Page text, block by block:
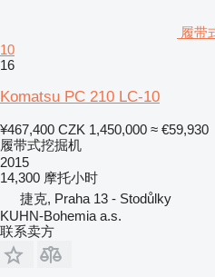
履带
10
16
Komatsu PC 210 LC-10
¥467,400 CZK 1,450,000 ≈ €59,930
履带式挖掘机
2015
14,300 摩托小时
捷克, Praha 13 - Stodůlky
KUHN-Bohemia a.s.
联系卖方